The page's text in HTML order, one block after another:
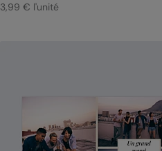
3,99 € l'unité